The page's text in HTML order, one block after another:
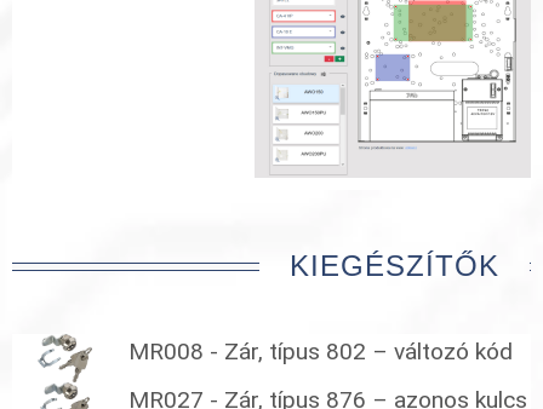
KIEGÉSZÍTŐK
MR008 - Zár, típus 802 – változó kód
MR027 - Zár, típus 876 – azonos kulcs